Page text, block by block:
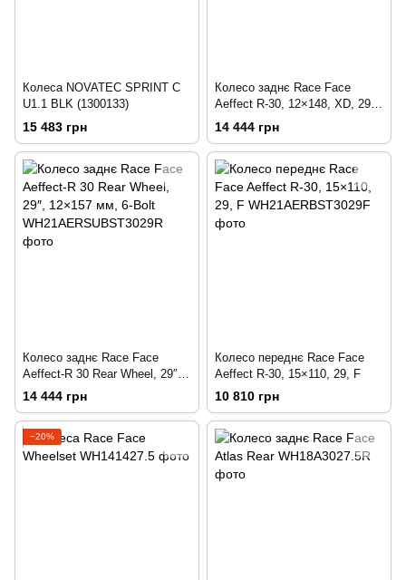
Колеса NOVATEC SPRINT C
U1.1 BLK (1300133)
15 483 грн
Колесо заднє Race Face
Aeffect R-30, 12×148, XD, 29,
R
14 444 грн
Колесо заднє Race Face
Aeffect-R 30 Rear Wheel, 29″,
12×157 мм, 6-Bolt
14 444 грн
Колесо переднє Race Face
Aeffect R-30, 15×110, 29, F
10 810 грн
−20%